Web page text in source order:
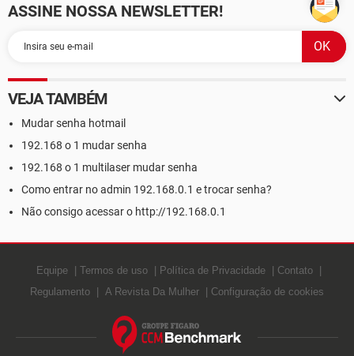
ASSINE NOSSA NEWSLETTER!
VEJA TAMBÉM
Mudar senha hotmail
192.168 o 1 mudar senha
192.168 o 1 multilaser mudar senha
Como entrar no admin 192.168.0.1 e trocar senha?
Não consigo acessar o http://192.168.0.1
Equipe Termos de uso Política de Privacidade
Contato
Regulamento
A Revista Da Mulher Configuração de cookies